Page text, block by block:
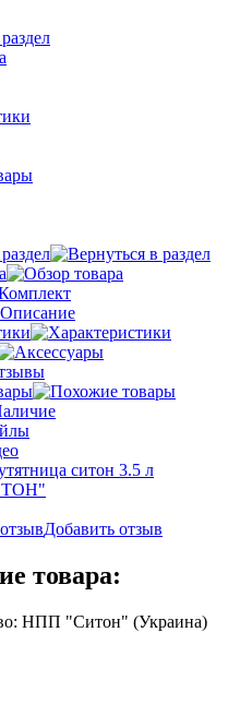
Добавить отзыв
товара:
НПП "Ситон" (Украина)